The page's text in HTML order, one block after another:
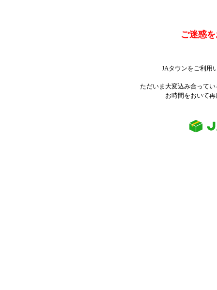
ご迷惑
JAタウンをご利用
ただいま大変込み合って
お時間をおいて